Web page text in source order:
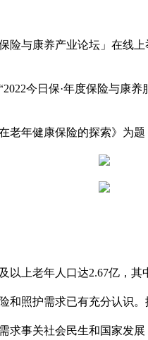
险与康养产业论坛」在线
今日保·年度保险与康
老年健康保险的探索》为
以上老年人口达2.67亿，
和照护需求已有充分认识
求事关社会民生和国家发展